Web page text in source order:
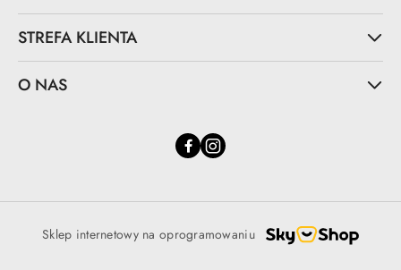
STREFA KLIENTA
O NAS
Sklep internetowy na oprogramowaniu